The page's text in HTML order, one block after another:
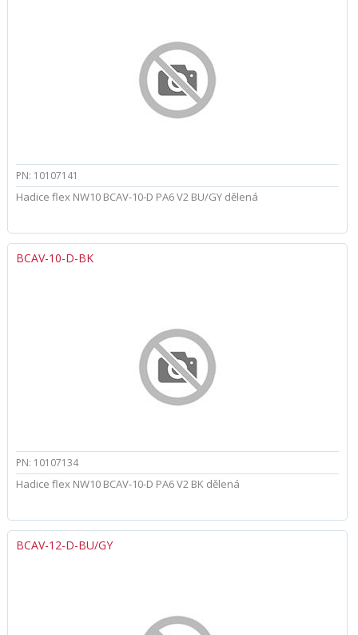
PN: 10107141
Hadice flex NW10 BCAV-10-D PA6 V2 BU/GY dělená
BCAV-10-D-BK
PN: 10107134
Hadice flex NW10 BCAV-10-D PA6 V2 BK dělená
BCAV-12-D-BU/GY